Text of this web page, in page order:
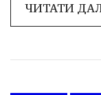
ЧИТАТИ